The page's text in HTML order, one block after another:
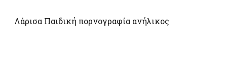
Λάρισα Παιδική πορνογραφία ανήλικος